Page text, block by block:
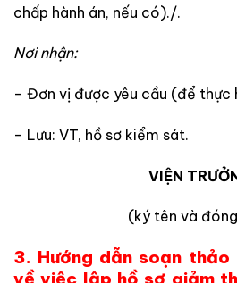
chấp hành án, nếu có)./.
Nơi nhận:
– Đơn vị được yêu cầu (để thực
– Lưu: VT, hồ sơ kiểm sát.
VIỆN
(ký tên và
3. Hướng dẫn soạn thảo